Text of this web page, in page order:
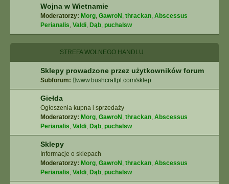
Wojna w Wietnamie
Moderatorzy: Morg, GawroN , thrackan, Abscessus
Perianalis, Valdi, Dąb, puchalsw
STREFA WOLNEGO HANDLU
Sklepy prowadzone przez użytkowników forum
Subforum: www.bushcraftpl.com/sklep
Giełda
Ogłoszenia kupna i sprzedaży
Moderatorzy: Morg, GawroN , thrackan, Abscessus
Perianalis, Valdi, Dąb, puchalsw
Sklepy
Informacje o sklepach
Moderatorzy: Morg, GawroN , thrackan, Abscessus
Perianalis, Valdi, Dąb, puchalsw